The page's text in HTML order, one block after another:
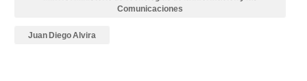
Comunicaciones
Juan Diego Alvira